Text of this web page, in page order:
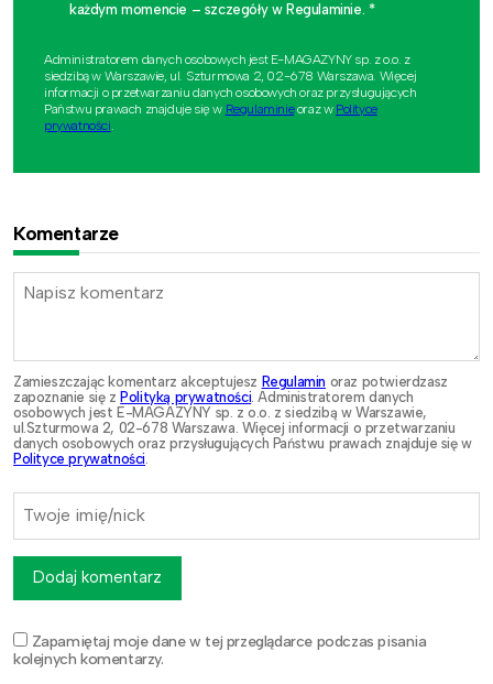
każdym momencie – szczegóły w Regulaminie. *
Administratorem danych osobowych jest E-MAGAZYNY sp. z o.o. z
siedzibą w Warszawie, ul. Szturmowa 2, 02-678 Warszawa. Więcej
informacji o przetwarzaniu danych osobowych oraz przysługujących
Państwu prawach znajduje się w Regulaminieoraz w Polityce
prywatności.
Komentarze
Zamieszczając komentarz akceptujesz Regulamin oraz potwierdzasz
zapoznanie się z Polityką prywatności. Administratorem danych
osobowych jest E-MAGAZYNY sp. z o.o. z siedzibą w Warszawie,
ul.Szturmowa 2, 02-678 Warszawa. Więcej informacji o przetwarzaniu
danych osobowych oraz przysługujących Państwu prawach znajduje się w
Polityce prywatności.
Zapamiętaj moje dane w tej przeglądarce podczas pisania
kolejnych komentarzy.
Dodaj komentarz